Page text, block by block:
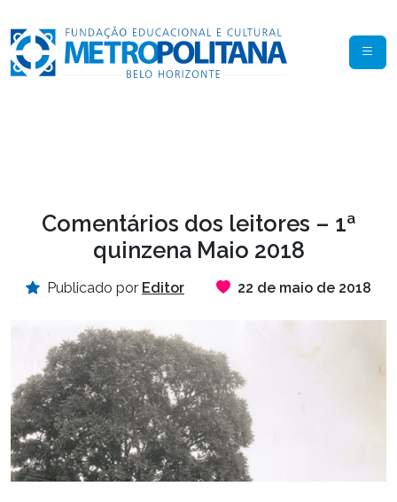
Comentários dos leitores – 1ª
quinzena Maio 2018
Publicado por Editor 22 de maio de 2018